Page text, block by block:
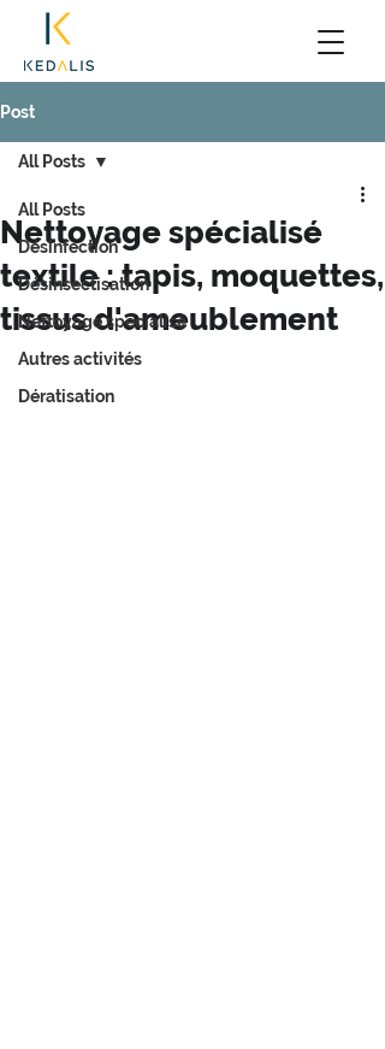
Post
All Posts
Désinfection
Désinsectisation
Nettoyage spécialisé
Autres activités
Dératisation
All Posts
Nettoyage spécialisé
textile : tapis, moquettes,
tissus d'ameublement